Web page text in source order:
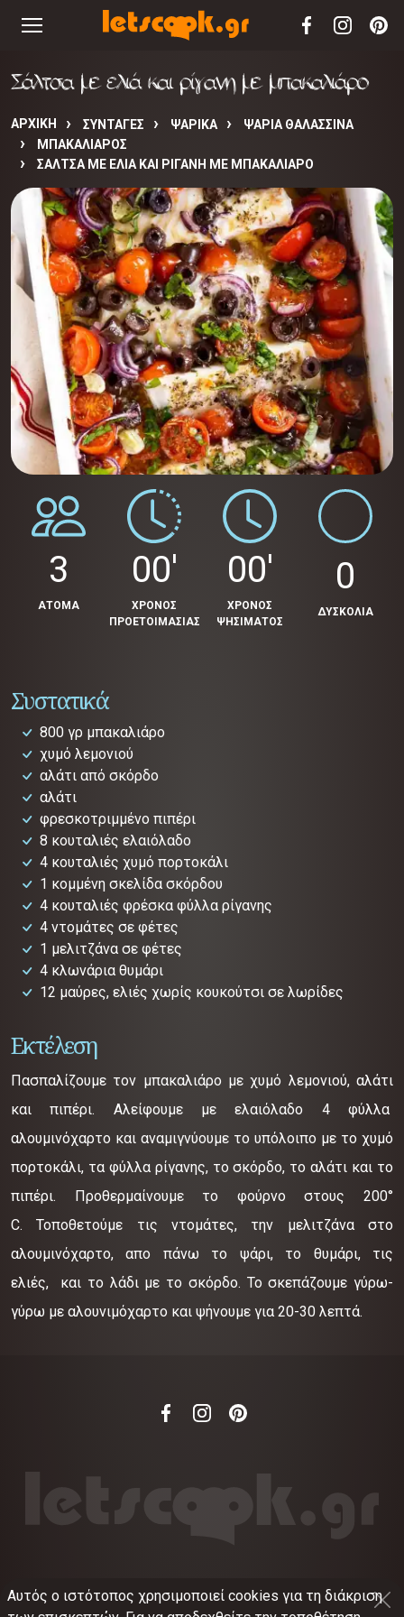
Σάλτσα με ελιά και ρίγανη με μπακαλιάρο
ΑΡΧΙΚΉ ΣΥΝΤΑΓΈΣ ΨΑΡΙΚΑ
ΨΑΡΙΑ ΘΑΛΑΣΣΙΝΑ
ΜΠΑΚΑΛΙΑΡΟΣ
ΣΆΛΤΣΑ ΜΕ ΕΛΙΆ ΚΑΙ ΡΊΓΑΝΗ ΜΕ ΜΠΑΚΑΛΙΆΡΟ
3
ΑΤΟΜΑ
00'
ΧΡΟΝΟΣ
ΠΡΟΕΤΟΙΜΑΣΙΑΣ
00'
ΧΡΟΝΟΣ
ΨΗΣΙΜΑΤΟΣ
0
ΔΥΣΚΟΛΙΑ
Συστατικά
800 γρ μπακαλιάρο
χυμό λεμονιού
αλάτι από σκόρδο
αλάτι
φρεσκοτριμμένο πιπέρι
8 κουταλιές ελαιόλαδο
4 κουταλιές χυμό πορτοκάλι
1 κομμένη σκελίδα σκόρδου
4 κουταλιές φρέσκα φύλλα ρίγανης
4 ντομάτες σε φέτες
1 μελιτζάνα σε φέτες
4 κλωνάρια θυμάρι
12 μαύρες, ελιές χωρίς κουκούτσι σε λωρίδες
Εκτέλεση
Πασπαλίζουμε τον μπακαλιάρο με χυμό λεμονιού, αλάτι
και πιπέρι. Αλείφουμε με ελαιόλαδο 4 φύλλα
αλουμινόχαρτο και αναμιγνύουμε το υπόλοιπο με το χυμό
πορτοκάλι, τα φύλλα ρίγανης, το σκόρδο, το αλάτι και το
πιπέρι. Προθερμαίνουμε το φούρνο στους 200°
C. Τοποθετούμε τις ντομάτες, την μελιτζάνα στο
αλουμινόχαρτο, απο πάνω το ψάρι, το θυμάρι, τις
ελιές, και το λάδι με το σκόρδο. Το σκεπάζουμε γύρω-
γύρω με αλουνιμόχαρτο και ψήνουμε για 20-30 λεπτά.
©2012-2026 LETSCOOK.GRΑριθμός ΓΕΜΗ:
Αυτός ο ιστότοπος χρησιμοποιεί cookies για τη διάκριση